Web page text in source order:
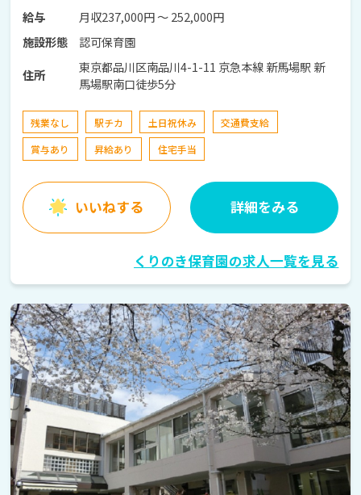
給与
月収237,000円 〜 252,000円
施設形態
認可保育園
住所
東京都品川区南品川4-1-11 京急本線 新馬場駅 新
馬場駅南口徒歩5分
残業なし 駅チカ 土日祝休み
交通費支給
賞与あり
昇給あり 住宅手当
いいねする 詳細をみる
くりのき保育園の求人一覧を見る